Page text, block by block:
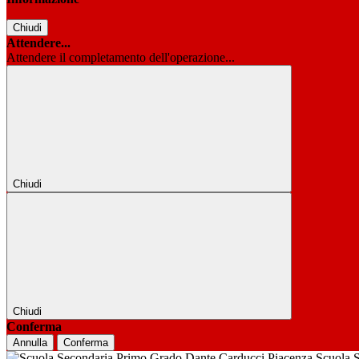
Chiudi
Attendere...
Attendere il completamento dell'operazione...
Chiudi
Chiudi
Conferma
Annulla Conferma